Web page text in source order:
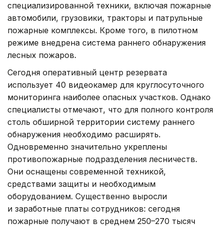
специализированной техники, включая пожарные
автомобили, грузовики, тракторы и патрульные
пожарные комплексы. Кроме того, в пилотном
режиме внедрена система раннего обнаружения
лесных пожаров.
Сегодня оперативный центр резервата
использует 40 видеокамер для круглосуточного
мониторинга наиболее опасных участков. Однако
специалисты отмечают, что для полного контроля
столь обширной территории систему раннего
обнаружения необходимо расширять.
Одновременно значительно укреплены
противопожарные подразделения лесничеств.
Они оснащены современной техникой,
средствами защиты и необходимым
оборудованием. Существенно выросли
и заработные платы сотрудников: сегодня
пожарные получают в среднем 250–270 тысяч